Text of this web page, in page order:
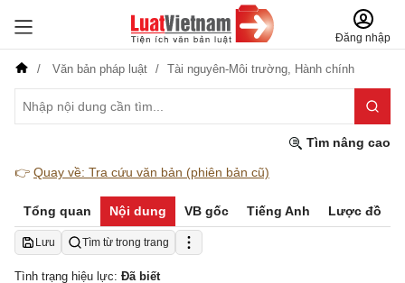
Đăng nhập
Văn bản pháp luật Tài nguyên-Môi trường, Hành chính
Tìm nâng cao
👉 Quay về: Tra cứu văn bản (phiên bản cũ)
Tổng quan Nội dung VB gốc Tiếng Anh Lược đồ
Lưu Tìm từ trong trang
Tình trạng hiệu lực: Đã biết